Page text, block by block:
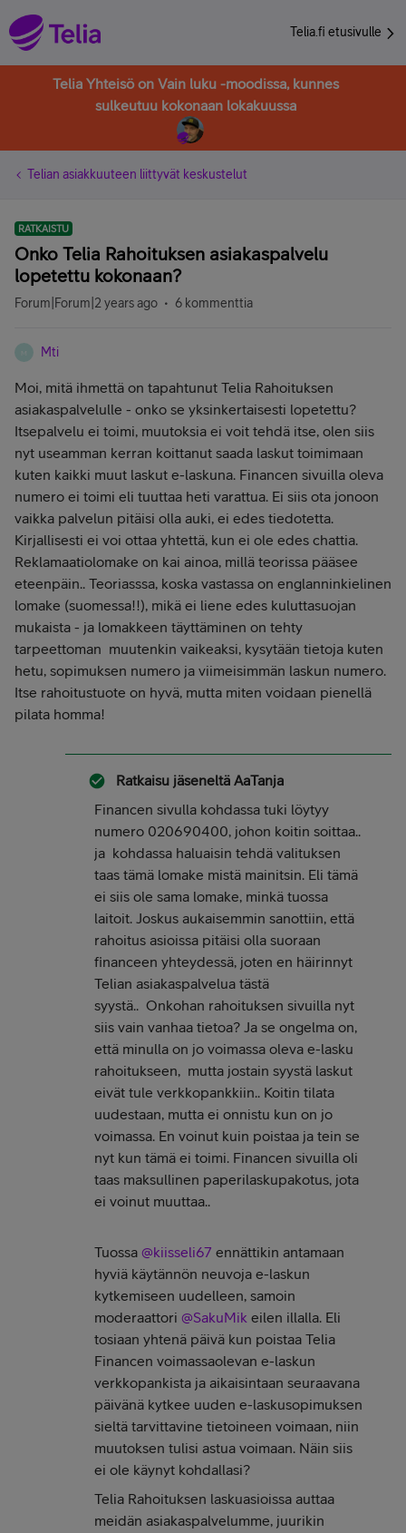
Telia.fi etusivulle
Telia Yhteisö on Vain luku -moodissa, kunnes
sulkeutuu kokonaan lokakuussa
Telian asiakkuuteen liittyvät keskustelut
RATKAISTU
Onko Telia Rahoituksen asiakaspalvelu
lopetettu kokonaan?
Forum|Forum|2 years ago 6 kommenttia
M Mti
Moi, mitä ihmettä on tapahtunut Telia Rahoituksen
asiakaspalvelulle - onko se yksinkertaisesti lopetettu?
Itsepalvelu ei toimi, muutoksia ei voit tehdä itse, olen siis
nyt useamman kerran koittanut saada laskut toimimaan
kuten kaikki muut laskut e-laskuna. Financen sivuilla oleva
numero ei toimi eli tuuttaa heti varattua. Ei siis ota jonoon
vaikka palvelun pitäisi olla auki, ei edes tiedotetta.
Kirjallisesti ei voi ottaa yhtettä, kun ei ole edes chattia.
Reklamaatiolomake on kai ainoa, millä teorissa pääsee
eteenpäin.. Teoriasssa, koska vastassa on englanninkielinen
lomake (suomessa!!), mikä ei liene edes kuluttasuojan
mukaista - ja lomakkeen täyttäminen on tehty
tarpeettoman muutenkin vaikeaksi, kysytään tietoja kuten
hetu, sopimuksen numero ja viimeisimmän laskun numero.
Itse rahoitustuote on hyvä, mutta miten voidaan pienellä
pilata homma!
Ratkaisu jäseneltä AaTanja
Financen sivulla kohdassa tuki löytyy
numero 020690400, johon koitin soittaa..
ja kohdassa haluaisin tehdä valituksen
taas tämä lomake mistä mainitsin. Eli tämä
ei siis ole sama lomake, minkä tuossa
laitoit. Joskus aukaisemmin sanottiin, että
rahoitus asioissa pitäisi olla suoraan
financeen yhteydessä, joten en häirinnyt
Telian asiakaspalvelua tästä
syystä.. Onkohan rahoituksen sivuilla nyt
siis vain vanhaa tietoa? Ja se ongelma on,
että minulla on jo voimassa oleva e-lasku
rahoitukseen, mutta jostain syystä laskut
eivät tule verkkopankkiin.. Koitin tilata
uudestaan, mutta ei onnistu kun on jo
voimassa. En voinut kuin poistaa ja tein se
nyt kun tämä ei toimi. Financen sivuilla oli
taas maksullinen paperilaskupakotus, jota
ei voinut muuttaa..
Tuossa @kiisseli67 ennättikin antamaan
hyviä käytännön neuvoja e-laskun
kytkemiseen uudelleen, samoin
moderaattori @SakuMik eilen illalla. Eli
tosiaan yhtenä päivä kun poistaa Telia
Financen voimassaolevan e-laskun
verkkopankista ja aikaisintaan seuraavana
päivänä kytkee uuden e-laskusopimuksen
sieltä tarvittavine tietoineen voimaan, niin
muutoksen tulisi astua voimaan. Näin siis
ei ole käynyt kohdallasi?
Telia Rahoituksen laskuasioissa auttaa
meidän asiakaspalvelumme, juurikin